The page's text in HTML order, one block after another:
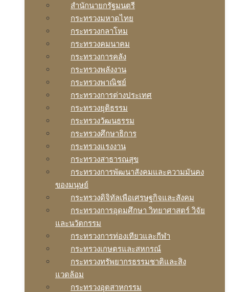
สํานักนายกรัฐมนตรี
กระทรวงมหาดไทย
กระทรวงกลาโหม
กระทรวงคมนาคม
กระทรวงการคลัง
กระทรวงพลังงาน
กระทรวงพาณิชย์
กระทรวงการต่างประเทศ
กระทรวงยุติธรรม
กระทรวงวัฒนธรรม
กระทรวงศึกษาธิการ
กระทรวงแรงงาน
กระทรวงสาธารณสุข
กระทรวงการพัฒนาสังคมและความมันคง
ของมนุษย์
กระทรวงดิจิทัลเพือเศรษฐกิจและสังคม
กระทรวงการอุดมศึกษา วิทยาศาสตร์ วิจัย
และนวัตกรรม
กระทรวงการท่องเทียวและกีฬา
กระทรวงเกษตรและสหกรณ์
กระทรวงทรัพยากรธรรมชาติและสิง
แวดล้อม
กระทรวงอุตสาหกรรม